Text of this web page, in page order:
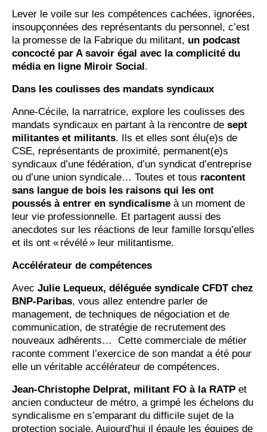
Lever le voile sur les compétences cachées, ignorées,
insoupçonnées des représentants du personnel, c’est
la promesse de la Fabrique du militant, un podcast
concocté par A savoir égal avec la complicité du
média en ligne Miroir Social .
Dans les coulisses des mandats syndicaux
Anne-Cécile, la narratrice, explore les coulisses des
mandats syndicaux en partant à la rencontre de sept
militantes et militants. Ils et elles sont élu(e)s de
CSE, représentants de proximité, permanent(e)s
syndicaux d’une fédération, d’un syndicat d’entreprise
ou d’une union syndicale… Toutes et tous racontent
sans langue de bois les raisons qui les ont
poussés à entrer en syndicalisme à un moment de
leur vie professionnelle. Et partagent aussi des
anecdotes sur les réactions de leur famille lorsqu’elles
et ils ont « révélé » leur militantisme.
Accélérateur de compétences
Avec Julie Lequeux, déléguée syndicale CFDT chez
BNP-Paribas, vous allez entendre parler de
management, de techniques de négociation et de
communication, de stratégie de recrutement des
nouveaux adhérents… Cette commerciale de métier
raconte comment l’exercice de son mandat a été pour
elle un véritable accélérateur de compétences.
Jean-Christophe Delprat, militant FO à la RATP et
ancien conducteur de métro, a grimpé les échelons du
syndicalisme en s’emparant du difficile sujet de la
protection sociale. Aujourd’hui il épaule les équipes de